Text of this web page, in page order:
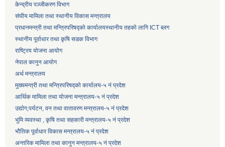
केन्द्रीय पञ्जीकरण विभाग
संघीय मामिला तथा स्थानीय विकास मन्त्रालय
प्रधानमन्त्री तथा मन्त्रिपरिषद्को कार्यालयस्थानीय तहको लागि ICT ब्लग
स्थानीय पूर्वाधार तथा कृषि सडक विभाग
राष्ट्रिय योजना आयोग
नेपाल कानुन आयोग
अर्थ मन्त्रालय
मुख्यमन्त्री तथा मन्त्रिपरिषद्को कार्यालय-५ नं प्रदेश
आर्थिक मामिला तथा योजना मन्त्रालय-५ नं प्रदेश
उद्याेग,पर्यटन, वन तथा वातावरण मन्त्रालय-५ नं प्रदेश
भुमि व्यवस्था , कृषि तथा सहकारी मन्त्रालय-५ नं प्रदेश
भौतिक पूर्वाधार विकास मन्त्रालय-५ नं प्रदेश
अन्तरिक मामिला तथा कानुन मन्त्रालय-५ नं प्रदेश